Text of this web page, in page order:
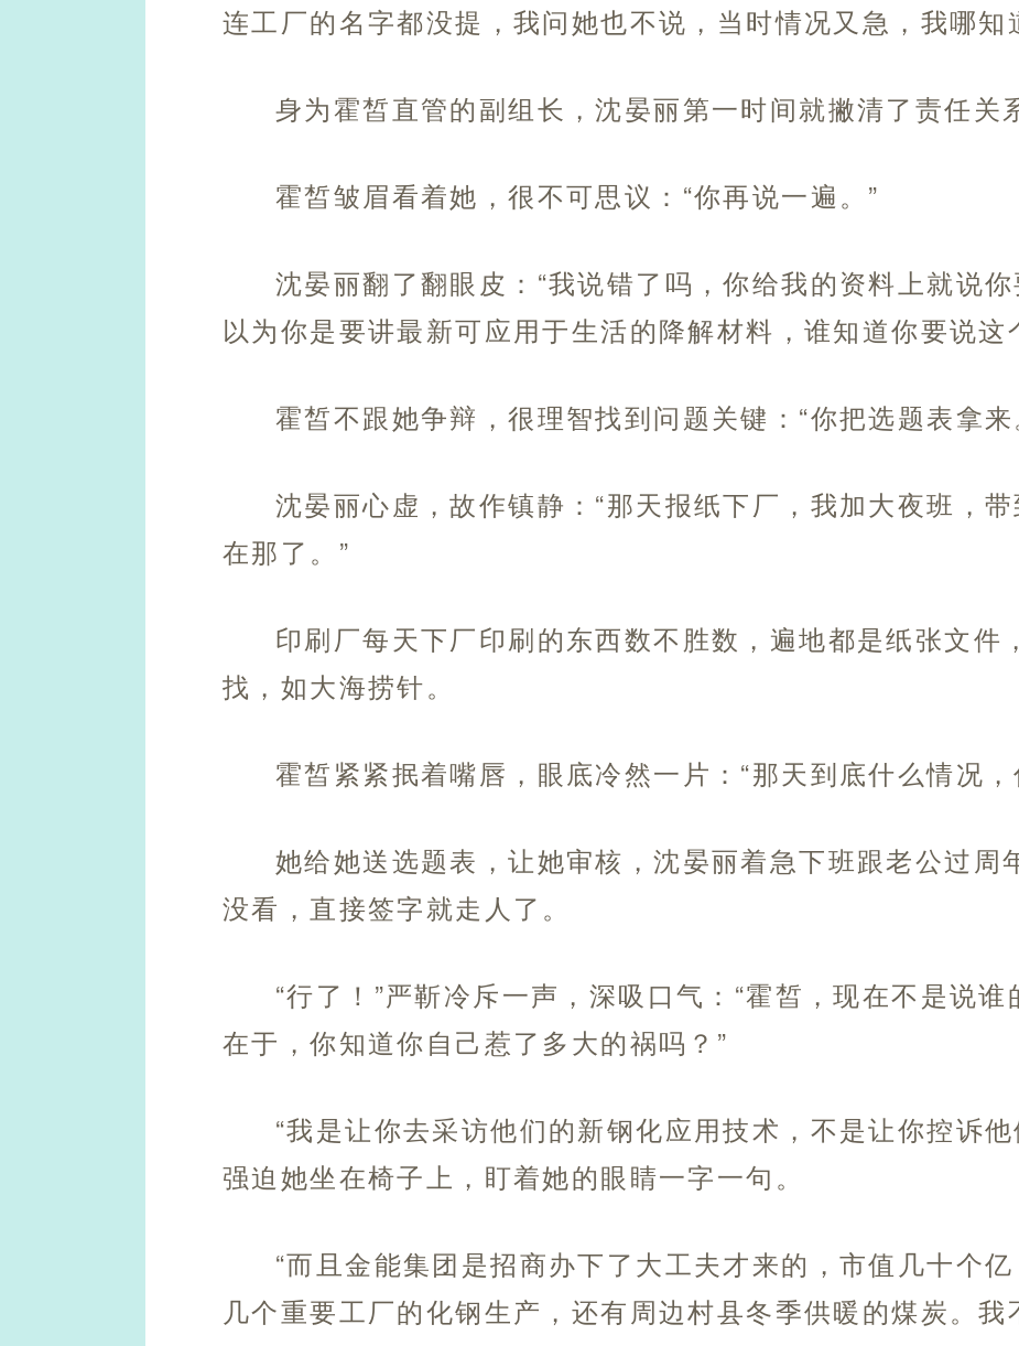
连工厂的名字都没提，我问她也不说，当时情况又急，我哪知
身为霍皙直管的副组长，沈晏丽第一时间就撇清了责任关
霍皙皱眉看着她，很不可思议：“你再说一遍。”
沈晏丽翻了翻眼皮：“我说错了吗，你给我的资料上就说
以为你是要讲最新可应用于生活的降解材料，谁知道你要说这
霍皙不跟她争辩，很理智找到问题关键：“你把选题表拿来
沈晏丽心虚，故作镇静：“那天报纸下厂，我加大夜班，
在那了。”
印刷厂每天下厂印刷的东西数不胜数，遍地都是纸张文件
找，如大海捞针。
霍皙紧紧抿着嘴唇，眼底冷然一片：“那天到底什么情况
她给她送选题表，让她审核，沈晏丽着急下班跟老公过周
没看，直接签字就走人了。
“行了！”严靳冷斥一声，深吸口气：“霍皙，现在不是说
在于，你知道你自己惹了多大的祸吗？”
“我是让你去采访他们的新钢化应用技术，不是让你控诉
强迫她坐在椅子上，盯着她的眼睛一字一句。
“而且金能集团是招商办下了大工夫才来的，市值几十个
几个重要工厂的化钢生产，还有周边村县冬季供暖的煤炭。我